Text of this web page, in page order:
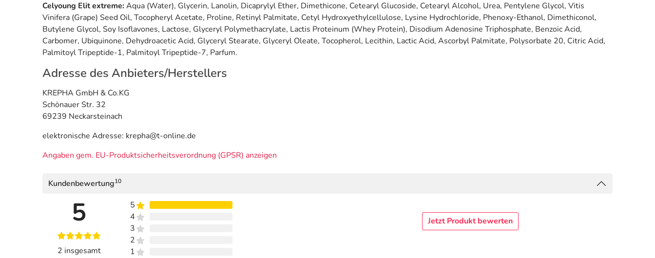
Celyoung Elit extreme:Aqua (Water), Glycerin, Lanolin, Dicaprylyl Ether, Dimethicone, Cetearyl Glucoside, Cetearyl Alcohol, Urea, Pentylene Glycol, Vitis
Vinifera (Grape) Seed Oil, Tocopheryl Acetate, Proline, Retinyl Palmitate, Cetyl Hydroxyethylcellulose, Lysine Hydrochloride, Phenoxy-Ethanol, Dimethiconol,
Butylene Glycol, Soy Isoflavones, Lactose, Glyceryl Polymethacrylate, Lactis Proteinum (Whey Protein), Disodium Adenosine Triphosphate, Benzoic Acid,
Carbomer, Ubiquinone, Dehydroacetic Acid, Glyceryl Stearate, Glyceryl Oleate, Tocopherol, Lecithin, Lactic Acid, Ascorbyl Palmitate, Polysorbate 20, Citric Acid,
Palmitoyl Tripeptide-1, Palmitoyl Tripeptide-7, Parfum.
Adresse des Anbieters/Herstellers
KREPHA GmbH & Co.KG
Schönauer Str. 32
69239 Neckarsteinach
elektronische Adresse: krepha@t-online.de
Angaben gem. EU-Produktsicherheitsverordnung (GPSR) anzeigen
Kundenbewertung10
5
2 insgesamt
5
4
3
2
1
Jetzt Produkt bewerten